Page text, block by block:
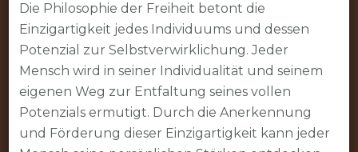
Die Philosophie der Freiheit betont die
Einzigartigkeit jedes Individuums und dessen
Potenzial zur Selbstverwirklichung. Jeder
Mensch wird in seiner Individualität und seinem
eigenen Weg zur Entfaltung seines vollen
Potenzials ermutigt. Durch die Anerkennung
und Förderung dieser Einzigartigkeit kann jeder